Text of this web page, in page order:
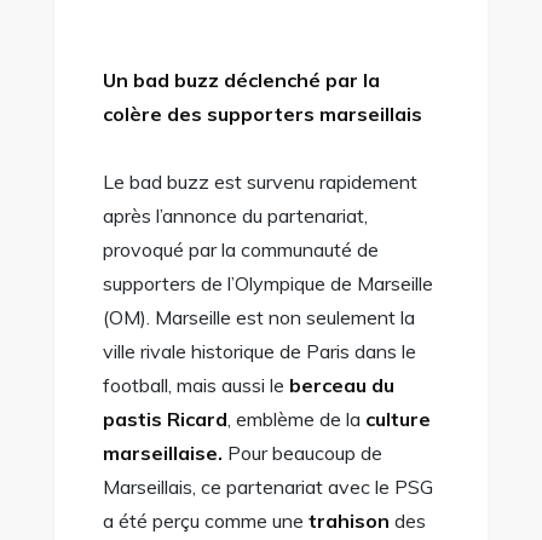
Un bad buzz déclenché par la
colère des supporters marseillais
Le bad buzz est survenu rapidement
après l’annonce du partenariat,
provoqué par la communauté de
supporters de l’Olympique de Marseille
(OM). Marseille est non seulement la
ville rivale historique de Paris dans le
football, mais aussi le berceau du
pastis Ricard , emblème de la culture
marseillaise. Pour beaucoup de
Marseillais, ce partenariat avec le PSG
a été perçu comme une trahison des